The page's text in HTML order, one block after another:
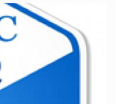
AUTORI CURATORI
CON NOI